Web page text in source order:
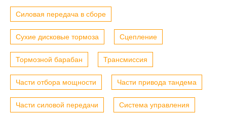
Силовая передача в сборе
Сухие дисковые тормоза Сцепление
Тормозной барабан Трансмиссия
Части отбора мощности Части привода тандема
Части силовой передачи Система управления